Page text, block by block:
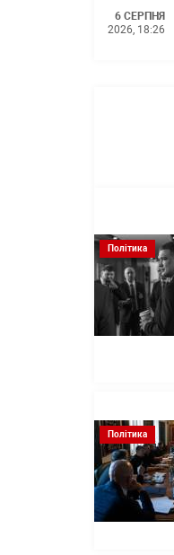
6 СЕРПНЯ
2026, 18:26
Політика
Політика